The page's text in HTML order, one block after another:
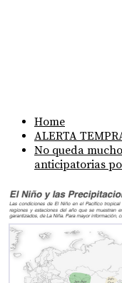
Home
ALERTA
No queda
anticipatorias